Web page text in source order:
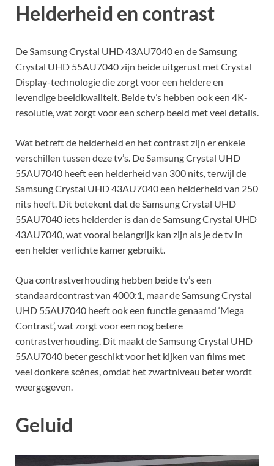
Helderheid en contrast
De Samsung Crystal UHD 43AU7040 en de Samsung
Crystal UHD 55AU7040 zijn beide uitgerust met Crystal
Display-technologie die zorgt voor een heldere en
levendige beeldkwaliteit. Beide tv’s hebben ook een 4K-
resolutie, wat zorgt voor een scherp beeld met veel details.
Wat betreft de helderheid en het contrast zijn er enkele
verschillen tussen deze tv’s. De Samsung Crystal UHD
55AU7040 heeft een helderheid van 300 nits, terwijl de
Samsung Crystal UHD 43AU7040 een helderheid van 250
nits heeft. Dit betekent dat de Samsung Crystal UHD
55AU7040 iets helderder is dan de Samsung Crystal UHD
43AU7040, wat vooral belangrijk kan zijn als je de tv in
een helder verlichte kamer gebruikt.
Qua contrastverhouding hebben beide tv’s een
standaardcontrast van 4000:1, maar de Samsung Crystal
UHD 55AU7040 heeft ook een functie genaamd ‘Mega
Contrast’, wat zorgt voor een nog betere
contrastverhouding. Dit maakt de Samsung Crystal UHD
55AU7040 beter geschikt voor het kijken van films met
veel donkere scènes, omdat het zwartniveau beter wordt
weergegeven.
Geluid